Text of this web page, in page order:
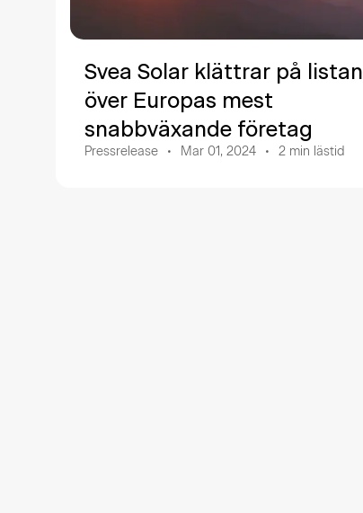
Svea Solar klättrar på listan
över Europas mest
snabbväxande företag
Pressrelease Mar 01, 2024 2 min lästid